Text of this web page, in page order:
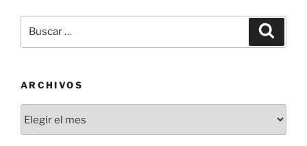
por:
ARCHIVOS